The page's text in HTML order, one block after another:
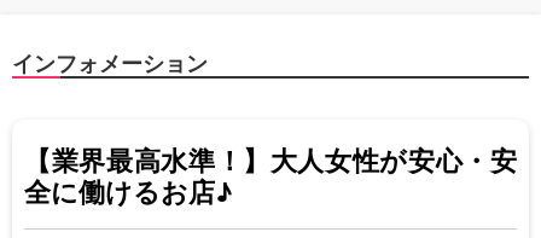
インフォメーション
【業界最高水準！】大人女性が安心・安
全に働けるお店♪